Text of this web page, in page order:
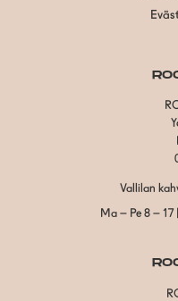
Vallilan
Ma – Pe 8 – 17